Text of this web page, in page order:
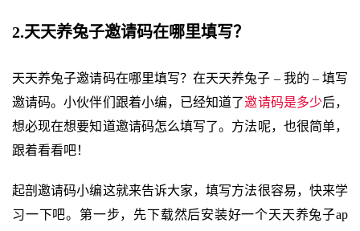
2.天天养兔子邀请码在哪里填写？
天天养兔子邀请码在哪里填写？在天天养兔子 – 我的 – 填写
邀请码。小伙伴们跟着小编，已经知道了邀请码是多少后，
想必现在想要知道邀请码怎么填写了。方法呢，也很简单，
跟着看看吧！
起剖邀请码小编这就来告诉大家，填写方法很容易，快来学
习一下吧。第一步，先下载然后安装好一个天天养兔子ap